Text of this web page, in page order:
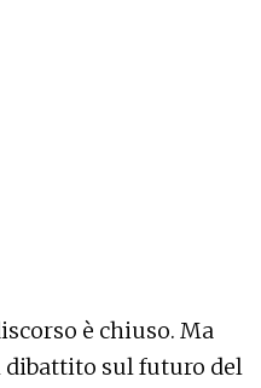
è chiuso. Ma
sul futuro del